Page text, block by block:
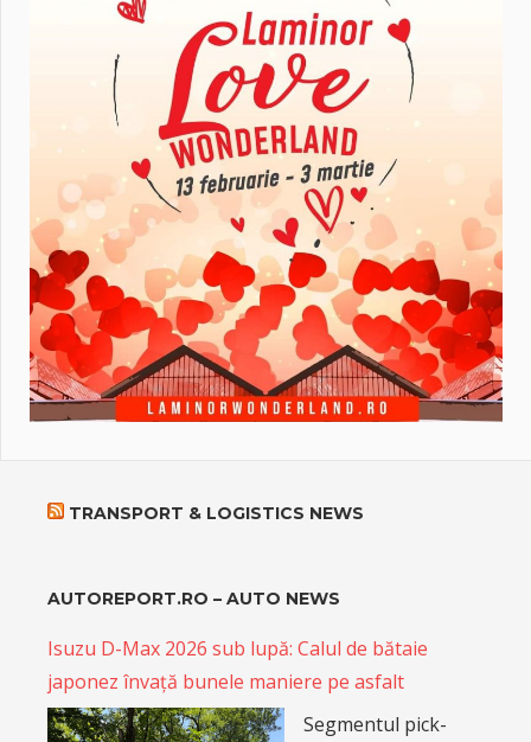
TRANSPORT & LOGISTICS NEWS
AUTOREPORT.RO – AUTO NEWS
Isuzu D-Max 2026 sub lupă: Calul de bătaie
japonez învață bunele maniere pe asfalt
Segmentul pick-